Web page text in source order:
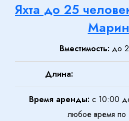
Яхта до 25
Вместимость: до
Длина:
Время аренды: с 10:00
любое время по